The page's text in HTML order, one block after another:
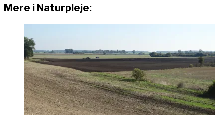
Mere i Naturpleje: